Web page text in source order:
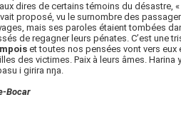
dires de certains témoins du désastre,
proposé, vu le surnombre des
mais ses paroles étaient tombées
de regagner leurs pénates. C’est une
et toutes nos pensées vont vers eux
des victimes. Paix à leurs âmes. Harina
i girira nŋa.
Bocar